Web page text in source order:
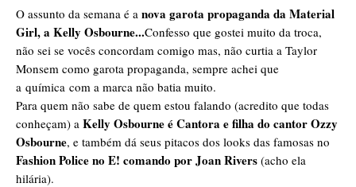
O assunto da semana é a nova garota propaganda da Material
Girl, a Kelly Osbourne...Confesso que gostei muito da troca,
não sei se vocês concordam comigo mas, não curtia a Taylor
Monsem como garota propaganda, sempre achei que
a química com a marca não batia muito.
Para quem não sabe de quem estou falando (acredito que todas
conheçam) a Kelly Osbourne é Cantora e filha do cantor Ozzy
Osbourne, e também dá seus pitacos dos looks das famosas no
Fashion Police no E! comando por Joan Rivers (acho ela
hilária).